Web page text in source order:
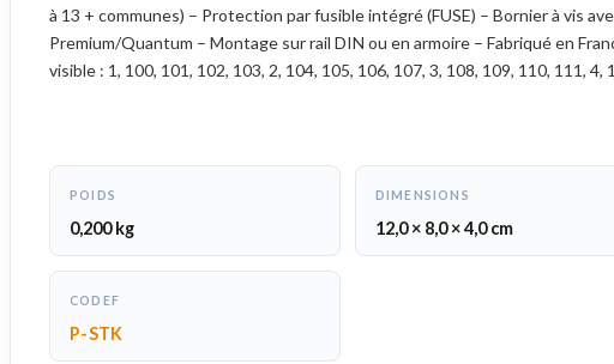
à 13 + communes) – Protection par fusible intégré (FUSE) – Bornier à vis
Premium/Quantum – Montage sur rail DIN ou en armoire – Fabriqué en
visible : 1, 100, 101, 102, 103, 2, 104, 105, 106, 107, 3, 108, 109, 110, 111, 4,
POIDS
0,200 kg
DIMENSIONS
12,0 × 8,0 × 4,0 cm
CODEF
P-STK